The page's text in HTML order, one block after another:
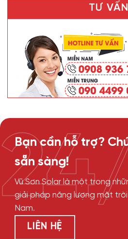
TƯ VẤN
Bạn cần hỗ trợ?
sẵn sàng!
Vũ Sơn Solar là một trong
giải pháp năng lượng mặt
Nam.
LIÊN HỆ